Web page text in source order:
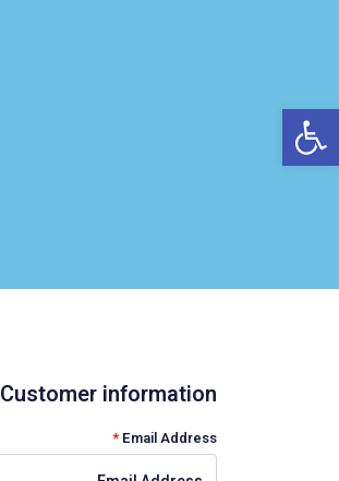
Customer information
Email Address
*
פתח סרגל נגישות